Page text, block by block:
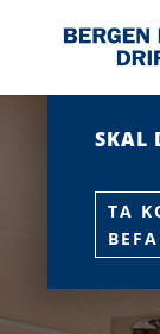
SKAL
TA